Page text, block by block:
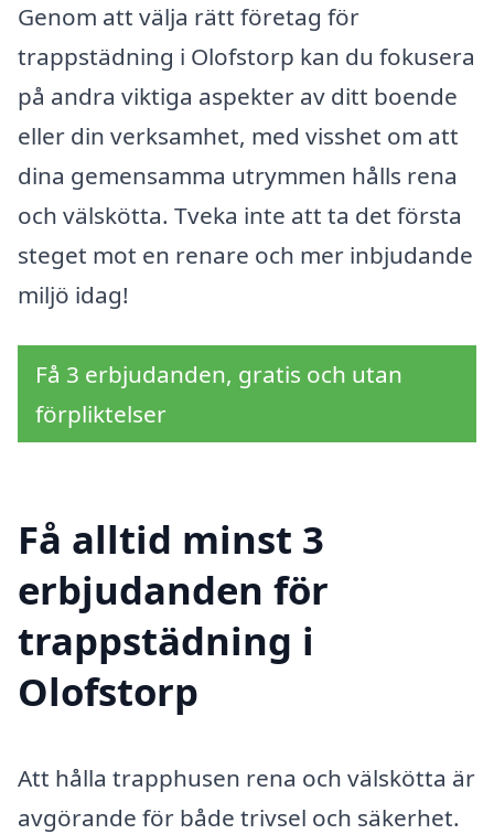
Genom att välja rätt företag för
trappstädning i Olofstorp kan du fokusera
på andra viktiga aspekter av ditt boende
eller din verksamhet, med visshet om att
dina gemensamma utrymmen hålls rena
och välskötta. Tveka inte att ta det första
steget mot en renare och mer inbjudande
miljö idag!
Få 3 erbjudanden, gratis och utan
förpliktelser
Få alltid minst 3
erbjudanden för
trappstädning i
Olofstorp
Att hålla trapphusen rena och välskötta är
avgörande för både trivsel och säkerhet.